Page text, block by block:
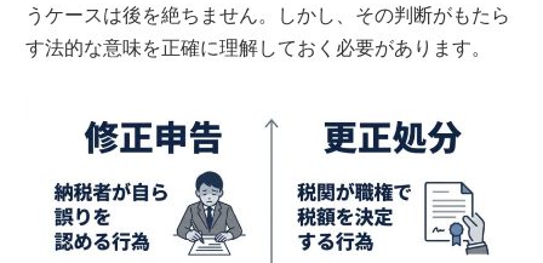
うケースは後を絶ちません。しかし、その判断がもたら
す法的な意味を正確に理解しておく必要があります。